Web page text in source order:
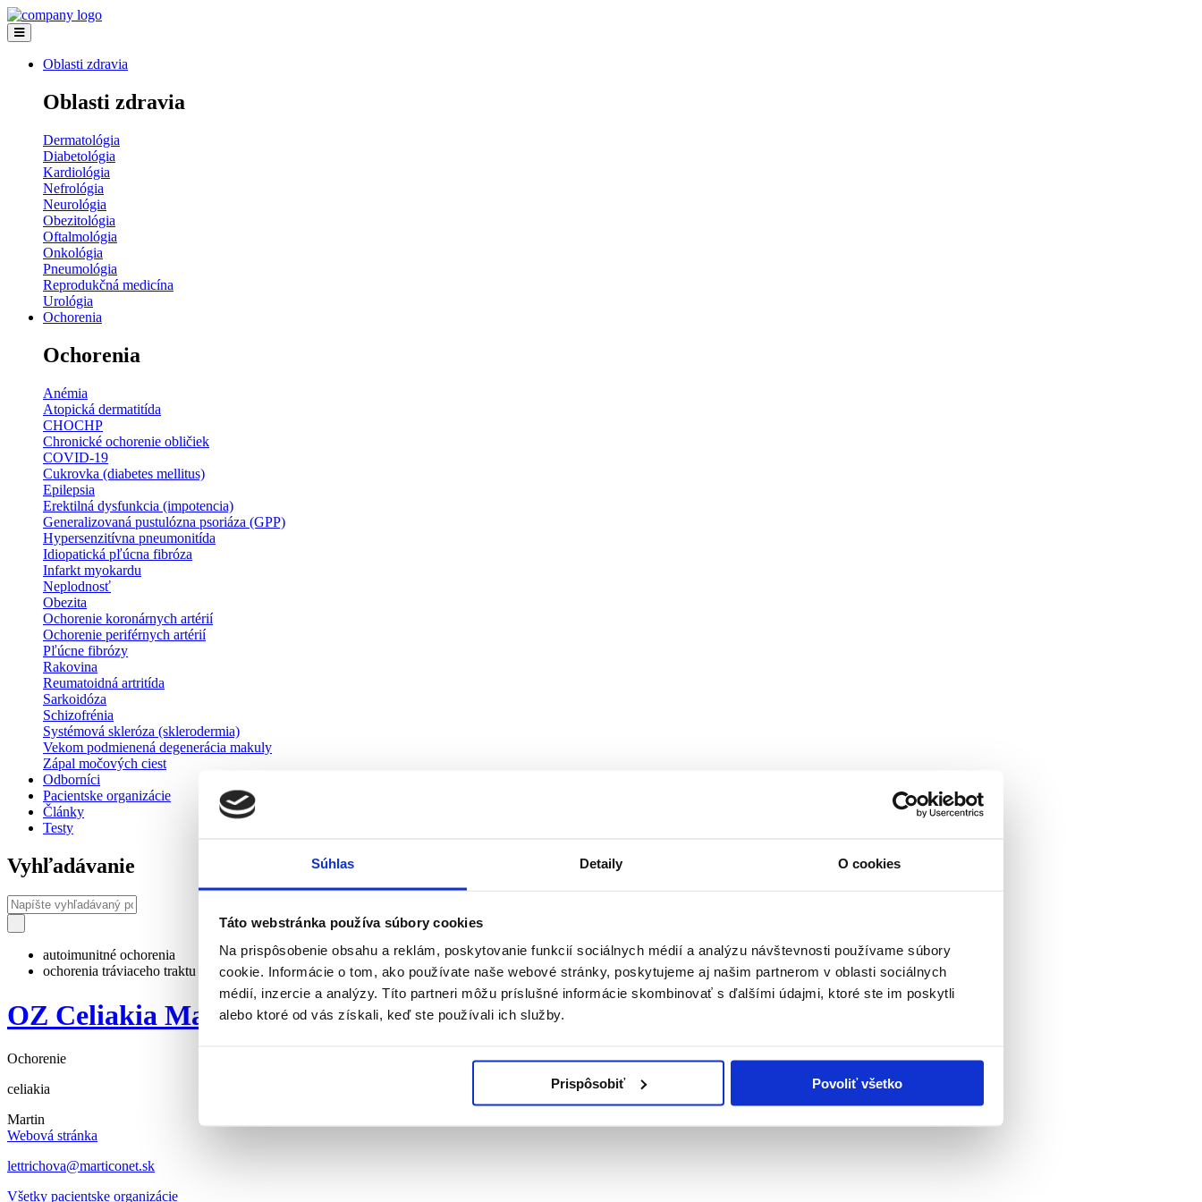
Súhlas Detaily O cookies
Táto webstránka používa súbory cookies
Na prispôsobenie obsahu a reklám, poskytovanie funkcií sociálnych médií a analýzu návštevnosti používame súbory
cookie. Informácie o tom, ako používate naše webové stránky, poskytujeme aj našim partnerom v oblasti sociálnych
médií, inzercie a analýzy. Títo partneri môžu príslušné informácie skombinovať s ďalšími údajmi, ktoré ste im poskytli
alebo ktoré od vás získali, keď ste používali ich služby.
Prispôsobiť Povoliť všetko
Oblasti zdravia
Oblasti zdravia
Dermatológia
Diabetológia
Kardiológia
Nefrológia
Neurológia
Obezitológia
Oftalmológia
Onkológia
Pneumológia
Reprodukčná medicína
Urológia
Ochorenia
Ochorenia
Anémia
Atopická dermatitída
CHOCHP
Chronické ochorenie obličiek
COVID-19
Cukrovka (diabetes mellitus)
Epilepsia
Erektilná dysfunkcia (impotencia)
Generalizovaná pustulózna psoriáza (GPP)
Hypersenzitívna pneumonitída
Idiopatická pľúcna fibróza
Infarkt myokardu
Neplodnosť
Obezita
Ochorenie koronárnych artérií
Ochorenie periférnych artérií
Pľúcne fibrózy
Rakovina
Reumatoidná artritída
Sarkoidóza
Schizofrénia
Systémová skleróza (sklerodermia)
Vekom podmienená degenerácia makuly
Zápal močových ciest
Odborníci
Pacientske organizácie
Články
Testy
Vyhľadávanie
autoimunitné ochorenia
ochorenia tráviaceho traktu
OZ Celiakia Martin
Ochorenie
celiakia
Martin
Webová stránka
lettrichova@marticonet.sk
Všetky pacientske organizácie